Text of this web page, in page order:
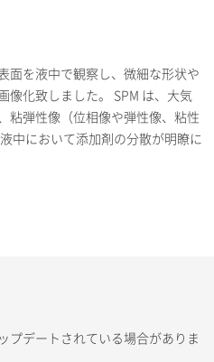
面を液中で観察し、微細な形状や
像化致しました。 SPM は、大気
粘弾性像（位相像や弾性像、粘性
中において添加剤の分散が明瞭に
プデートされている場合がありま